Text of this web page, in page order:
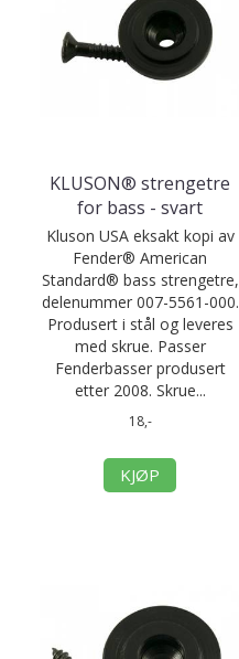
KLUSON® strengetre
for bass - svart
Kluson USA eksakt kopi av
Fender® American
Standard® bass strengetre,
delenummer 007-5561-000.
Produsert i stål og leveres
med skrue. Passer
Fenderbasser produsert
etter 2008. Skrue...
18,-
KJØP